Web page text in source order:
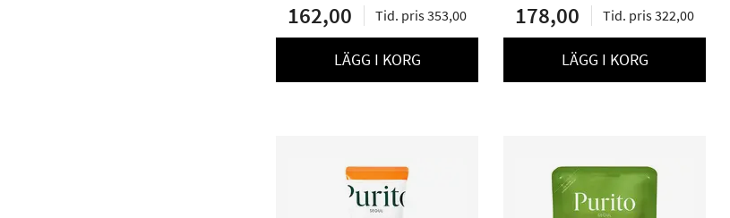
162,00 Tid. pris 353,00
LÄGG I KORG
178,00 Tid. pris 322,00
LÄGG I KORG